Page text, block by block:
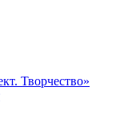
Творчество»